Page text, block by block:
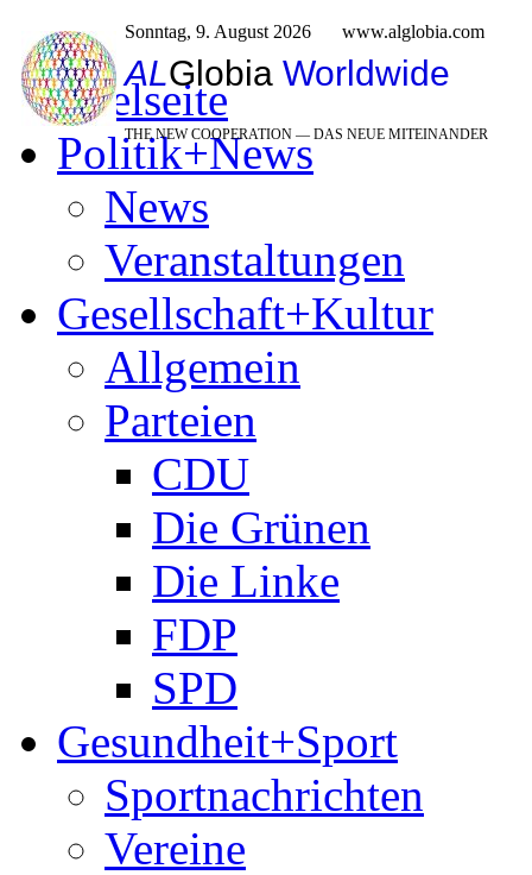
Sonntag, 9. August 2026 www.alglobia.com
ALGlobia Worldwide
THE NEW COOPERATION — DAS NEUE MITEINANDER
Titelseite
Politik+News
News
Veranstaltungen
Gesellschaft+Kultur
Allgemein
Parteien
CDU
Die Grünen
Die Linke
FDP
SPD
Gesundheit+Sport
Sportnachrichten
Vereine